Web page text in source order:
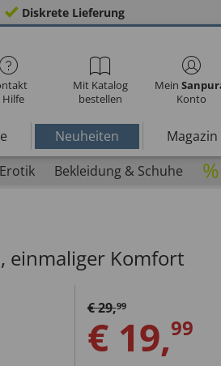
Diskrete Lieferung
Hilfe
Mit Katalog
bestellen
Mein
Konto
Neuheiten
Magazin
Erotik Bekleidung & Schuhe %
einmaliger Komfort
€29,99
€ 19,99